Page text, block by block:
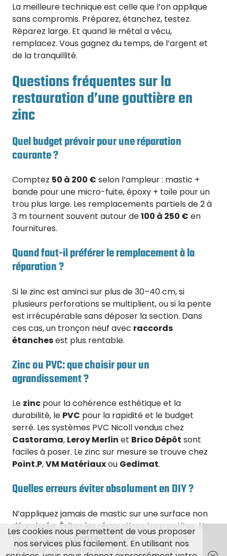
La meilleure technique est celle que l’on applique
sans compromis. Préparez, étanchez, testez.
Réparez large. Et quand le métal a vécu,
remplacez. Vous gagnez du temps, de l’argent et
de la tranquillité.
Questions fréquentes sur la
restauration d’une gouttière en
zinc
Quel budget prévoir pour une réparation
courante ?
Comptez 50 à 200 € selon l’ampleur : mastic +
bande pour une micro-fuite, époxy + toile pour un
trou plus large. Les remplacements partiels de 2 à
3 m tournent souvent autour de100 à 250 € en
fournitures.
Quand faut-il préférer le remplacement à la
réparation ?
Si le zinc est aminci sur plus de 30–40 cm, si
plusieurs perforations se multiplient, ou si la pente
est irrécupérable sans déposer la section. Dans
ces cas, un tronçon neuf avec raccords
étanchesest plus rentable.
Zinc ou PVC: que choisir pour un
agrandissement ?
Le zinc pour la cohérence esthétique et la
durabilité, le PVC pour la rapidité et le budget
serré. Les systèmes PVC Nicoll vendus chez
Castorama, Leroy Merlin et Brico Dépôt sont
faciles à poser. Le zinc sur mesure se trouve chez
Point.P,VM Matériauxou Gedimat.
Quelles erreurs éviter absolument en DIY ?
N’appliquez jamais de mastic sur une surface non
dégraissée. Évitez les réparations trop petites. Ne
laissez pas une pentealéatoire. Et sécurisez
l’échelle : la sécurité n’est pas négociable.
Les cookies nous permettent de vous proposer
nos services plus facilement. En utilisant nos